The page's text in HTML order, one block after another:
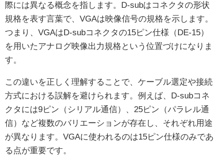
際には異なる概念を指します。D-subはコネクタの形状
規格を表す言葉で、VGAは映像信号の規格を示します。
つまり、VGAはD-subコネクタの15ピン仕様（DE-15）
を用いたアナログ映像出力規格という位置づけになりま
す。
この違いを正しく理解することで、ケーブル選定や接続
方式における誤解を避けられます。例えば、D-subコネ
クタには9ピン（シリアル通信）、25ピン（パラレル通
信）など複数のバリエーションが存在し、それぞれ用途
が異なります。VGAに使われるのは15ピン仕様のみであ
る点が重要です。